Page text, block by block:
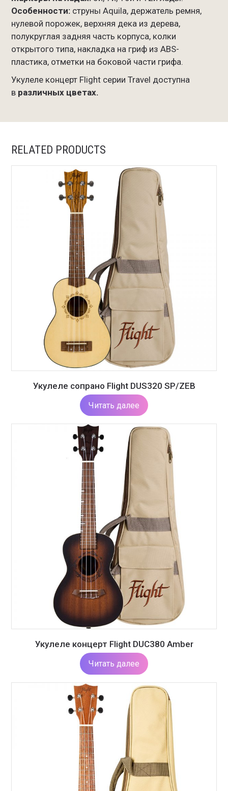
Особенности: струны Aquila, держатель ремня,
нулевой порожек, верхняя дека из дерева,
полукруглая задняя часть корпуса, колки
открытого типа, накладка на гриф из ABS-
пластика, отметки на боковой части грифа.
Укулеле концерт Flight серии Travel доступна
в различных цветах.
RELATED PRODUCTS
Укулеле сопрано Flight DUS320 SP/ZEB
Читать далее
Укулеле концерт Flight DUC380 Amber
Читать далее